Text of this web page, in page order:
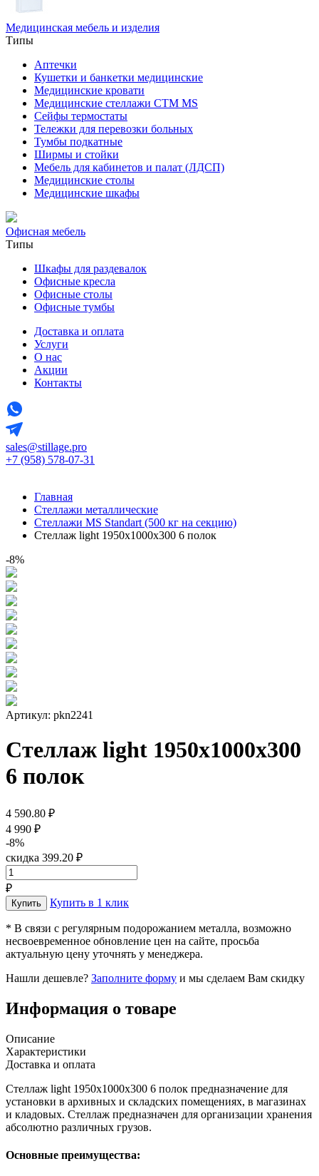
Медицинская мебель и изделия
Типы
Аптечки
Кушетки и банкетки медицинские
Медицинские кровати
Медицинские стеллажи CTM MS
Сейфы термостаты
Тележки для перевозки больных
Тумбы подкатные
Ширмы и стойки
Мебель для кабинетов и палат (ЛДСП)
Медицинские столы
Медицинские шкафы
Офисная мебель
Типы
Шкафы для раздевалок
Офисные кресла
Офисные столы
Офисные тумбы
Доставка и оплата
Услуги
О нас
Акции
Контакты
sales@stillage.pro
+7 (958) 578-07-31
Главная
Стеллажи металлические
Стеллажи MS Standart (500 кг на секцию)
Стеллаж light 1950х1000x300 6 полок
-8%
Артикул: pkn2241
Стеллаж light 1950х1000x300
6 полок
4 590.80 ₽
4 990 ₽
-8%
скидка 399.20 ₽
₽
Купить в 1 клик
* В связи с регулярным подорожанием металла, возможно
несвоевременное обновление цен на сайте, просьба
актуальную цену уточнять у менеджера.
Нашли дешевле? Заполните форму и мы сделаем Вам скидку
Информация о товаре
Описание
Характеристики
Доставка и оплата
Стеллаж light 1950х1000x300 6 полок предназначение для
установки в архивных и складских помещениях, в магазинах
и кладовых. Стеллаж предназначен для организации хранения
абсолютно различных грузов.
Основные преимущества: